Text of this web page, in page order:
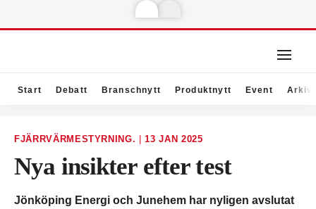
Start Debatt Branschnytt Produktnytt Event Arkiv
FJÄRRVÄRMESTYRNING. 13 JAN 2025
Nya insikter efter test
Jönköping Energi och Junehem har nyligen avslutat